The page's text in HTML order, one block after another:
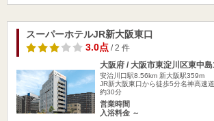
スーパーホテルJR新大阪東口
3.0点/ 2 件
大阪府 / 大阪市東淀川区東中島
安治川口駅8.56km 新大阪駅359m
JR新大阪東口から徒歩5分名神高速
約30分
営業時間
入浴料金 ～